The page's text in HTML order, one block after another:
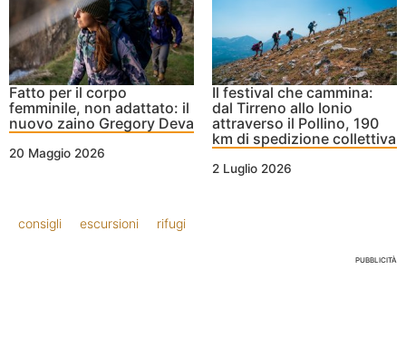
Fatto per il corpo
femminile, non adattato: il
nuovo zaino Gregory Deva
20 Maggio 2026
Il festival che cammina:
dal Tirreno allo Ionio
attraverso il Pollino, 190
km di spedizione collettiva
2 Luglio 2026
consigli escursioni rifugi
PUBBLICITÀ